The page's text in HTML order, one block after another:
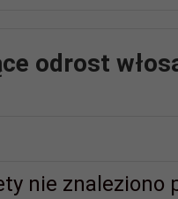
odrost
nie znaleziono